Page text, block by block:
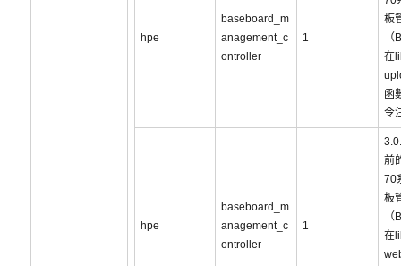
hpe
baseboard_m
anagement_c
ontroller
1
板
在
函
令
hpe
baseboard_m
anagement_c
ontroller
1
前
70
板
在